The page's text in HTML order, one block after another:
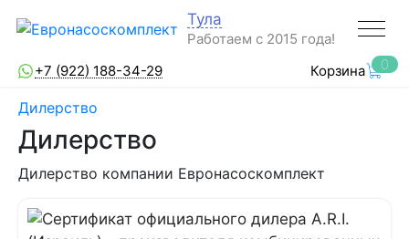
Тула
Работаем с 2015 года!
+7 (922) 188-34-29
Корзина 0
Дилерство
Дилерство
Дилерство компании Евронасоскомплект